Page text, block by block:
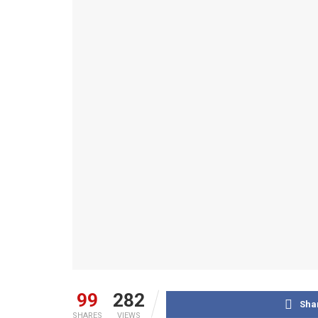
99
SHARES
282
VIEWS